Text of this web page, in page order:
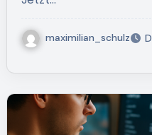
maximilian_schulz